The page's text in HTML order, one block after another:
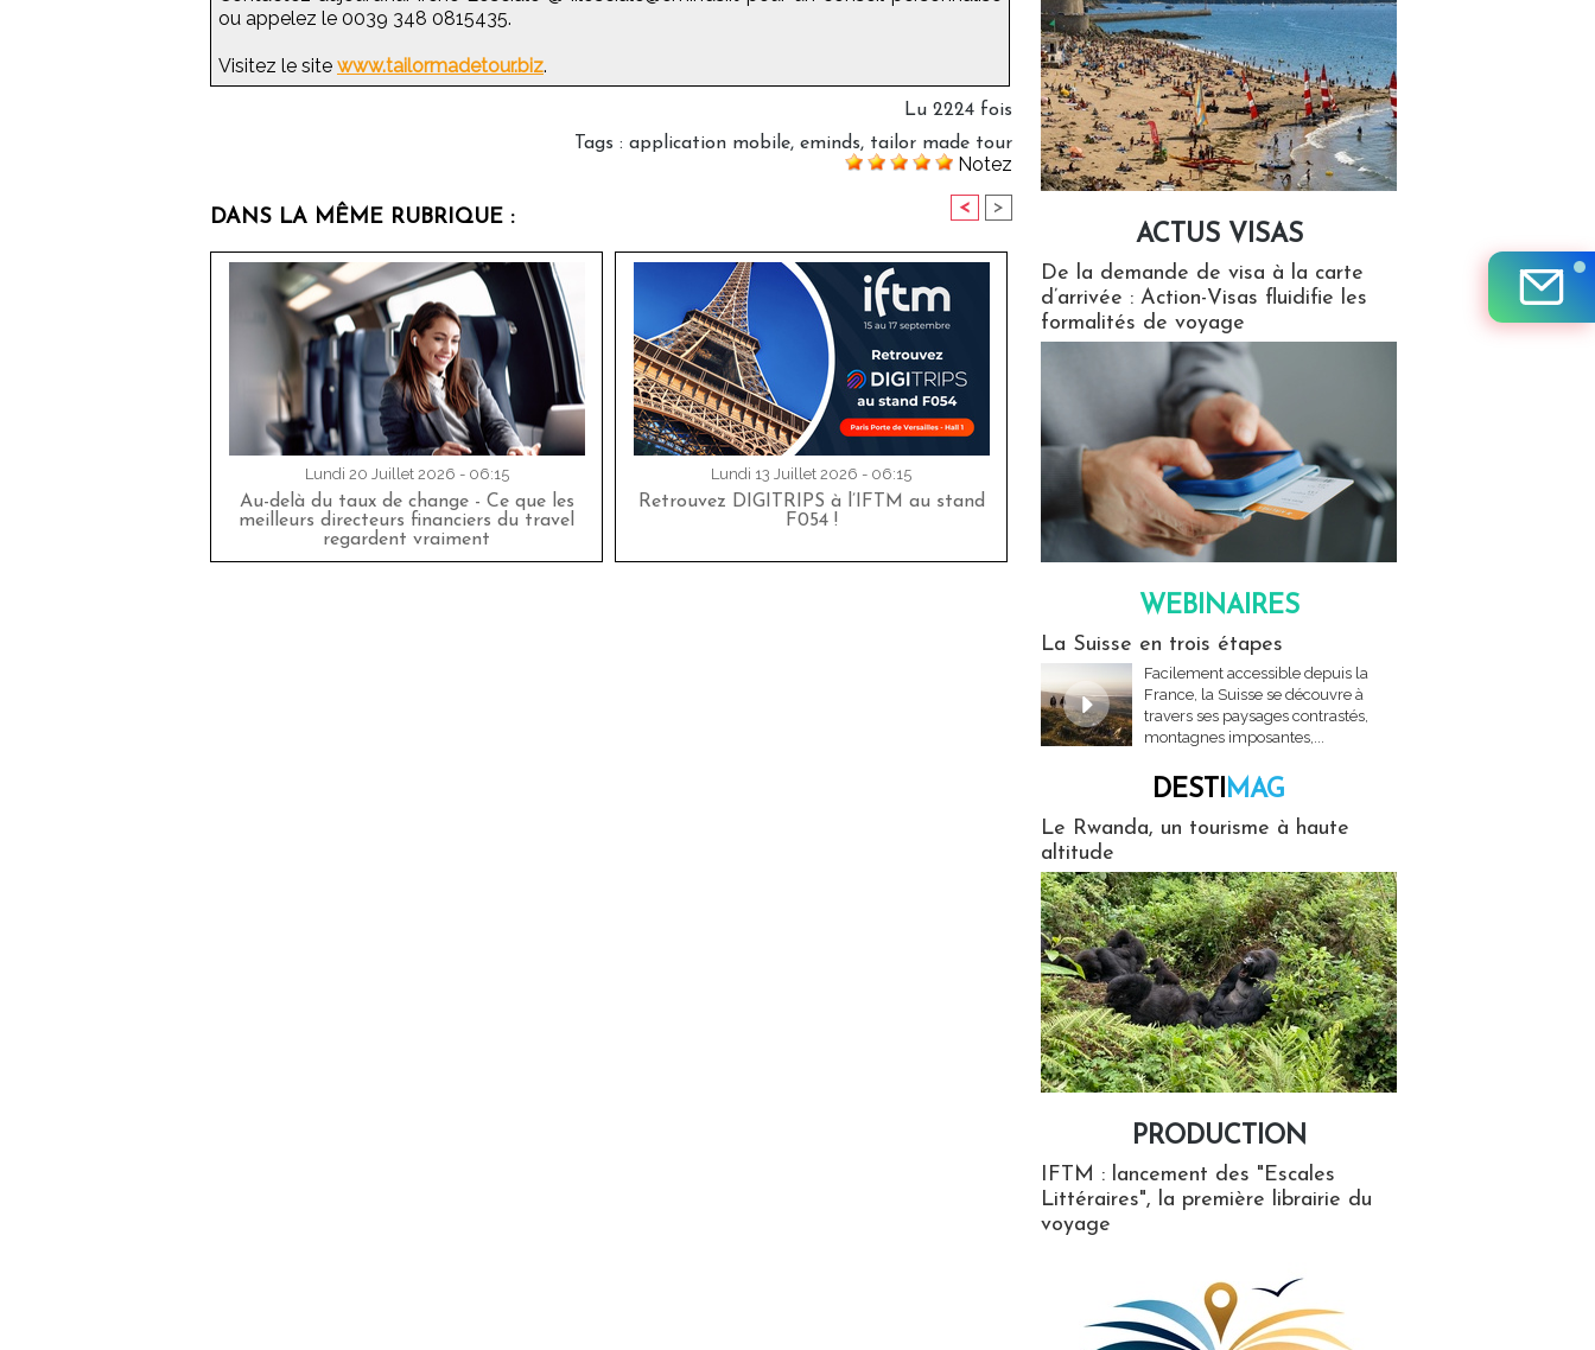
ou appelez le 0039 348 0815435.
Visitez le site www.tailormadetour.biz.
Lu 2224 fois
Tags : application mobile, eminds, tailor made tour
Notez
DANS LA MÊME RUBRIQUE : < >
Lundi 20 Juillet 2026 - 06:15
Au-delà du taux de change - Ce que les
meilleurs directeurs financiers du travel
regardent vraiment
Lundi 13 Juillet 2026 - 06:15
Retrouvez DIGITRIPS à l’IFTM au stand
F054 !
ACTUS VISAS
De la demande de visa à la carte
d’arrivée : Action-Visas fluidifie les
formalités de voyage
WEBINAIRES
La Suisse en trois étapes
Facilement accessible depuis la
France, la Suisse se découvre à
travers ses paysages contrastés,
montagnes imposantes,...
DESTIMAG
Le Rwanda, un tourisme à haute
altitude
PRODUCTION
IFTM : lancement des "Escales
Littéraires", la première librairie du
voyage